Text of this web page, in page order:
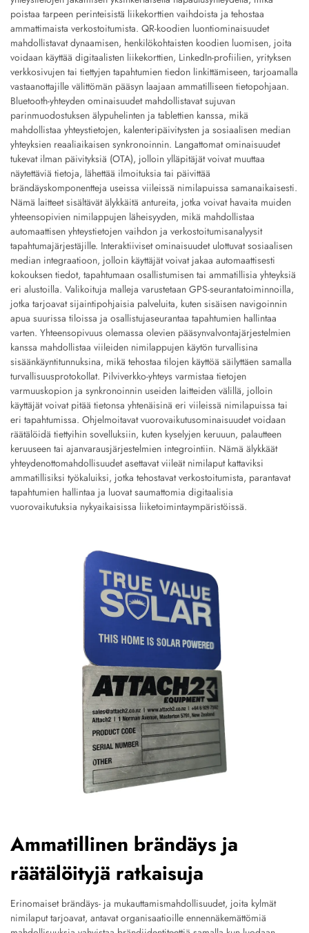
poistaa tarpeen perinteisistä liikekorttien vaihdoista ja tehostaa
ammattimaista verkostoitumista. QR-koodien luontiominaisuudet
mahdollistavat dynaamisen, henkilökohtaisten koodien luomisen, joita
voidaan käyttää digitaalisten liikekorttien, LinkedIn-profiilien, yrityksen
verkkosivujen tai tiettyjen tapahtumien tiedon linkittämiseen, tarjoamalla
vastaanottajille välittömän pääsyn laajaan ammatilliseen tietopohjaan.
Bluetooth-yhteyden ominaisuudet mahdollistavat sujuvan
parinmuodostuksen älypuhelinten ja tablettien kanssa, mikä
mahdollistaa yhteystietojen, kalenteripäivitysten ja sosiaalisen median
yhteyksien reaaliaikaisen synkronoinnin. Langattomat ominaisuudet
tukevat ilman päivityksiä (OTA), jolloin ylläpitäjät voivat muuttaa
näytettäviä tietoja, lähettää ilmoituksia tai päivittää
brändäyskomponentteja useissa viileissä nimilapuissa samanaikaisesti.
Nämä laitteet sisältävät älykkäitä antureita, jotka voivat havaita muiden
yhteensopivien nimilappujen läheisyyden, mikä mahdollistaa
automaattisen yhteystietojen vaihdon ja verkostoitumisanalyysit
tapahtumajärjestäjille. Interaktiiviset ominaisuudet ulottuvat sosiaalisen
median integraatioon, jolloin käyttäjät voivat jakaa automaattisesti
kokouksen tiedot, tapahtumaan osallistumisen tai ammatillisia yhteyksiä
eri alustoilla. Valikoituja malleja varustetaan GPS-seurantatoiminnoilla,
jotka tarjoavat sijaintipohjaisia palveluita, kuten sisäisen navigoinnin
apua suurissa tiloissa ja osallistujaseurantaa tapahtumien hallintaa
varten. Yhteensopivuus olemassa olevien pääsynvalvontajärjestelmien
kanssa mahdollistaa viileiden nimilappujen käytön turvallisina
sisäänkäyntitunnuksina, mikä tehostaa tilojen käyttöä säilyttäen samalla
turvallisuusprotokollat. Pilviverkko-yhteys varmistaa tietojen
varmuuskopion ja synkronoinnin useiden laitteiden välillä, jolloin
käyttäjät voivat pitää tietonsa yhtenäisinä eri viileissä nimilapuissa tai
eri tapahtumissa. Ohjelmoitavat vuorovaikutusominaisuudet voidaan
räätälöidä tiettyihin sovelluksiin, kuten kyselyjen keruuun, palautteen
keruuseen tai ajanvarausjärjestelmien integrointiin. Nämä älykkäät
yhteydenottomahdollisuudet asettavat viileät nimilaput kattaviksi
ammatillisiksi työkaluiksi, jotka tehostavat verkostoitumista, parantavat
tapahtumien hallintaa ja luovat saumattomia digitaalisia
vuorovaikutuksia nykyaikaisissa liiketoimintaympäristöissä.
Ammatillinen brändäys ja
räätälöityjä ratkaisuja
Erinomaiset brändäys- ja mukauttamismahdollisuudet, joita kylmät
nimilaput tarjoavat, antavat organisaatioille ennennäkemättömiä